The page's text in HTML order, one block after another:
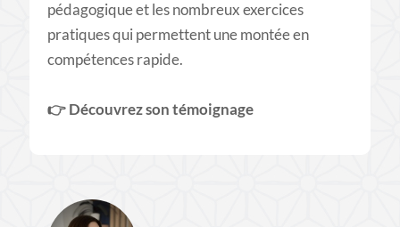
pédagogique et les nombreux exercices
pratiques qui permettent une montée en
compétences rapide.
👉 ​Découvrez son témoignage